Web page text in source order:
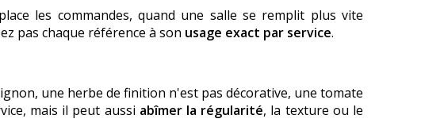
les commandes, quand une salle se remplit plus vite
pas chaque référence à son usage exact par service.
une herbe de finition n'est pas décorative, une tomate
mais il peut aussi abîmer la régularité, la texture ou le